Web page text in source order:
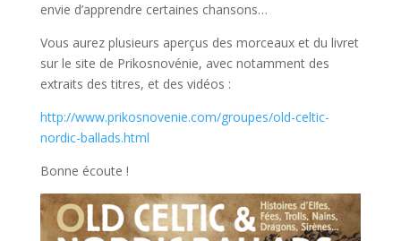
envie d’apprendre certaines chansons…
Vous aurez plusieurs aperçus des morceaux et du livret
sur le site de Prikosnovénie, avec notamment des
extraits des titres, et des vidéos :
http://www.prikosnovenie.com/groupes/old-celtic-
nordic-ballads.html
Bonne écoute !